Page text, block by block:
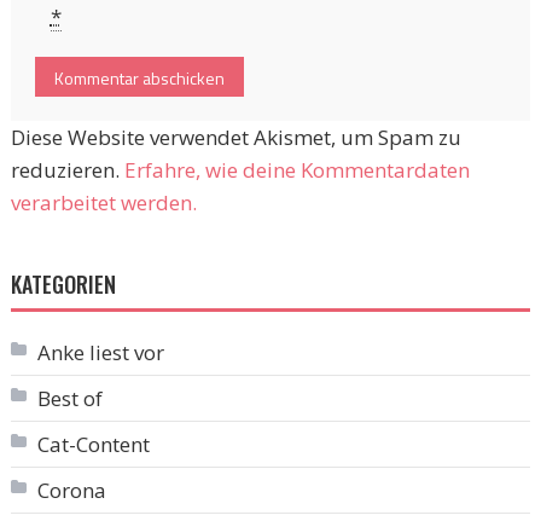
*
Diese Website verwendet Akismet, um Spam zu
reduzieren. Erfahre, wie deine Kommentardaten
verarbeitet werden.
KATEGORIEN
Anke liest vor
Best of
Cat-Content
Corona